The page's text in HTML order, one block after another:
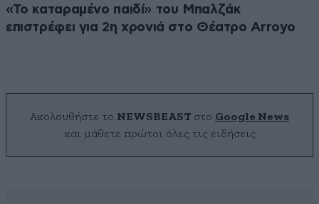
«Το καταραμένο παιδί» του Μπαλζάκ
επιστρέφει για 2η χρονιά στο Θέατρο Arroyo
Ακολουθήστε το NEWSBEAST στο Google News
και μάθετε πρώτοι όλες τις ειδήσεις